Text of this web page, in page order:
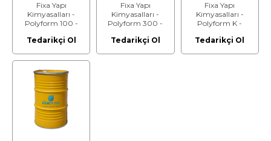
Fixa Yapı
Kimyasalları -
Polyform 100 -
Tedarikçi Ol
Fixa Yapı
Kimyasalları -
Polyform 300 -
Plywood, Ahşap
Tedarikçi Ol
Fixa Yapı
Kimyasalları -
Polyform K -
Ayırıcı
Tedarikçi Ol